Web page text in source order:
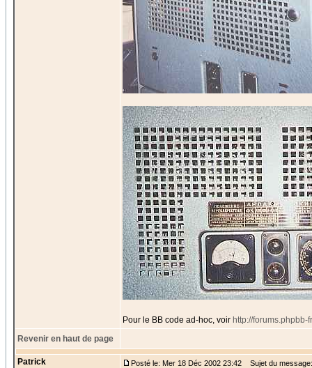
Pour le BB code ad-hoc, voir http://
Revenir en haut de page
Patrick Posté le: Mer 18 Déc 2002 23:42 Sujet du message: